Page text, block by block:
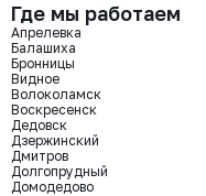
Где мы работаем
Апрелевка
Балашиха
Бронницы
Видное
Волоколамск
Воскресенск
Дедовск
Дзержинский
Дмитров
Долгопрудный
Домодедово